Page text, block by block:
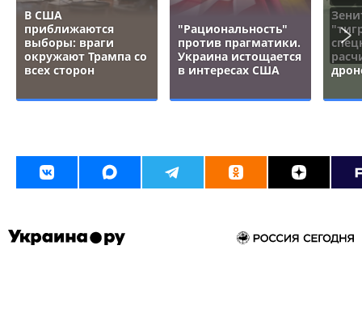
В США
приближаются
выборы: враги
окружают Трампа со
всех сторон
"Рациональность"
против прагматики.
Украина истощается
в интересах США